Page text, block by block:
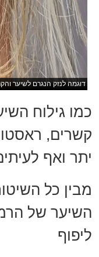
דוגמה לנזק הנגרם לשיער
כמו גילוח
קשרים,
יתר ואף
מבין כל
השיער של
ליפוף